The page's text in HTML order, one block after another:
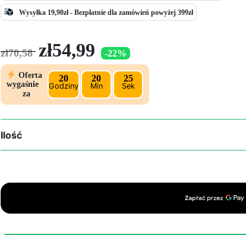
Wysyłka 19,90zł -Bezpłatnie dla zamówień powyżej 399zł
zł70,58
Pierwotna
cena
wynosiła:
zł70,58.
zł54,99 cena
wynosi:
zł54,99.
-22%
Oferta
wygaśnie
za
20
Godziny
20
Min
24
Sek
Ilość
ilość
do